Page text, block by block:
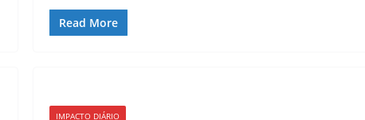
Read More
IMPACTO DIÁRIO